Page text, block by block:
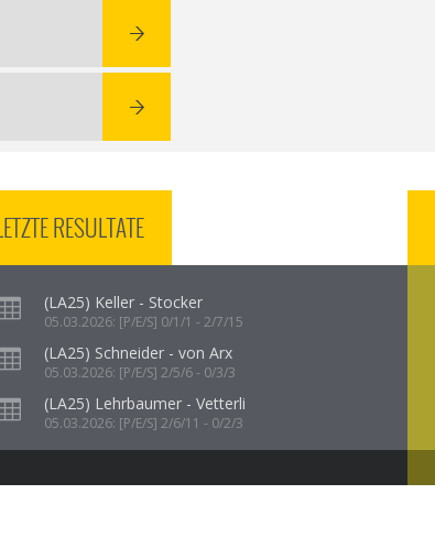
RESULTATE
(LA25) Keller - Stocker
05.03.2026: [P/E/S] 0/1/1 - 2/7/15
(LA25) Schneider - von Arx
05.03.2026: [P/E/S] 2/5/6 - 0/3/3
(LA25) Lehrbaumer - Vetterli
05.03.2026: [P/E/S] 2/6/11 - 0/2/3